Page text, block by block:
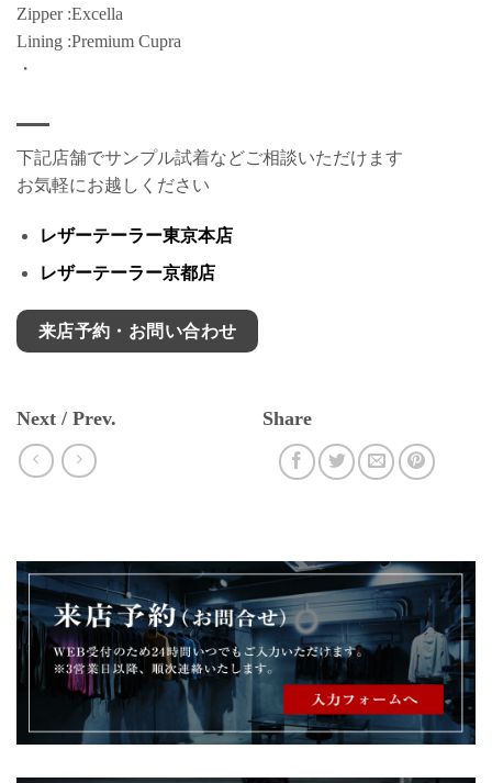
Zipper :Excella
Lining :Premium Cupra
・
下記店舗でサンプル試着などご相談いただけます
お気軽にお越しください
レザーテーラー東京本店
レザーテーラー京都店
来店予約・お問い合わせ
Next / Prev. Share